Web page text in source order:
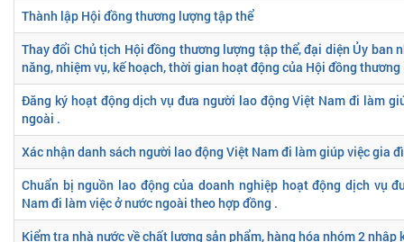
Thành lập Hội đồng thương lượng tập thể
Thay đổi Chủ tịch Hội đồng thương lượng tập thể, đại diện Ủy ban
năng, nhiệm vụ, kế hoạch, thời gian hoạt động của Hội đồng
Đăng ký hoạt động dịch vụ đưa người lao động Việt Nam đi làm
ngoài .
Xác nhận danh sách người lao động Việt Nam đi làm giúp việc gia
Chuẩn bị nguồn lao động của doanh nghiệp hoạt động dịch vụ
Nam đi làm việc ở nước ngoài theo hợp đồng .
Kiểm tra nhà nước về chất lượng sản phẩm, hàng hóa nhóm 2 nhập